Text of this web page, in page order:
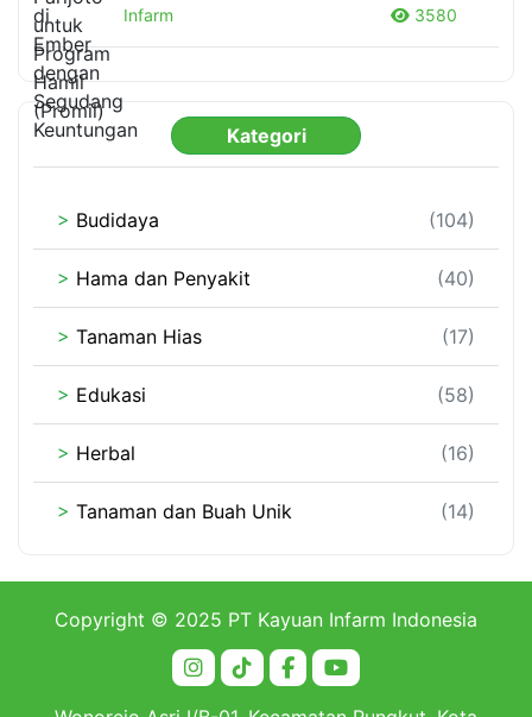
Infarm
3580
Kategori
> Budidaya (104)
> Hama dan Penyakit (40)
> Tanaman Hias (17)
> Edukasi (58)
> Herbal (16)
> Tanaman dan Buah Unik (14)
Copyright © 2025 PT Kayuan Infarm Indonesia